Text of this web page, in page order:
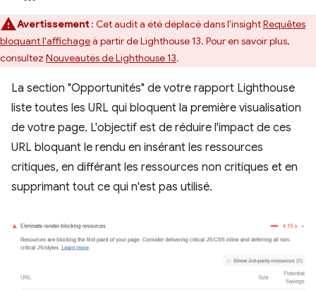
Avertissement: Cet audit a été déplacé dans l'insightRequêtes
bloquant l'affichageà partir de Lighthouse 13. Pour en savoir plus,
consultez Nouveautés de Lighthouse 13.
La section "Opportunités" de votre rapport Lighthouse
liste toutes les URL qui bloquent la première visualisation
de votre page. L'objectif est de réduire l'impact de ces
URL bloquant le rendu en insérant les ressources
critiques, en différant les ressources non critiques et en
supprimant tout ce qui n'est pas utilisé.